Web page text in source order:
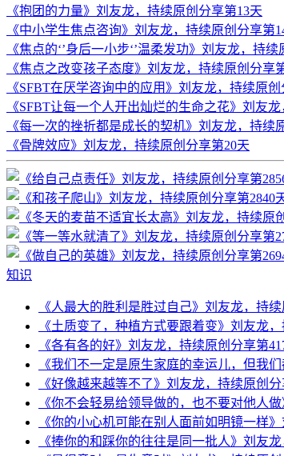
《抱团的力量》刘友龙，持续原创分享第13天
《中小学生焦点咨询》刘友龙，持续原创分享第
《焦点的‘’身后一小步‘’温柔发功》刘友龙，持
《焦点之改变孩子态度》刘友龙，持续原创分享
《SFBT在厌学咨询中的应用》刘友龙，持续原
《SFBT让每一个人开出灿烂的生命之花》刘友
《每一次的挫折都是成长的契机》刘友龙，持续
《骨牌效应》刘友龙，持续原创分享第20天
知识
《人最大的胜利是胜过自己》刘友龙，持
《土质变了，种植方式要跟着变》刘友龙
《各有各的好》刘友龙，持续原创分享第
《我们不一定是原生家庭的幸运儿，但我
《好像越来越等不了》刘友龙，持续原创分
《你不会轻易给领导做的，也不要对他人
《你的小心机可能在别人面前如明镜一样
《捧你的和踩你的往往是同一批人》刘友